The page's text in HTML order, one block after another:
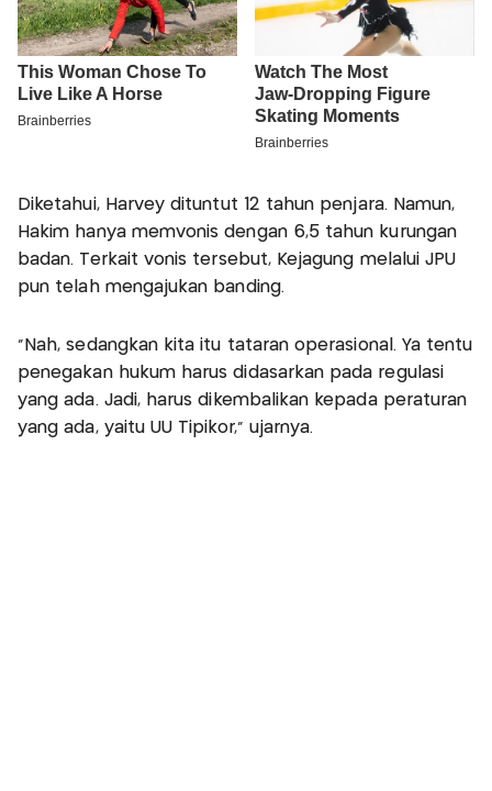
Diketahui, Harvey dituntut 12 tahun penjara. Namun,
Hakim hanya memvonis dengan 6,5 tahun kurungan
badan. Terkait vonis tersebut, Kejagung melalui JPU
pun telah mengajukan banding.
"Nah, sedangkan kita itu tataran operasional. Ya tentu
penegakan hukum harus didasarkan pada regulasi
yang ada. Jadi, harus dikembalikan kepada peraturan
yang ada, yaitu UU Tipikor," ujarnya.